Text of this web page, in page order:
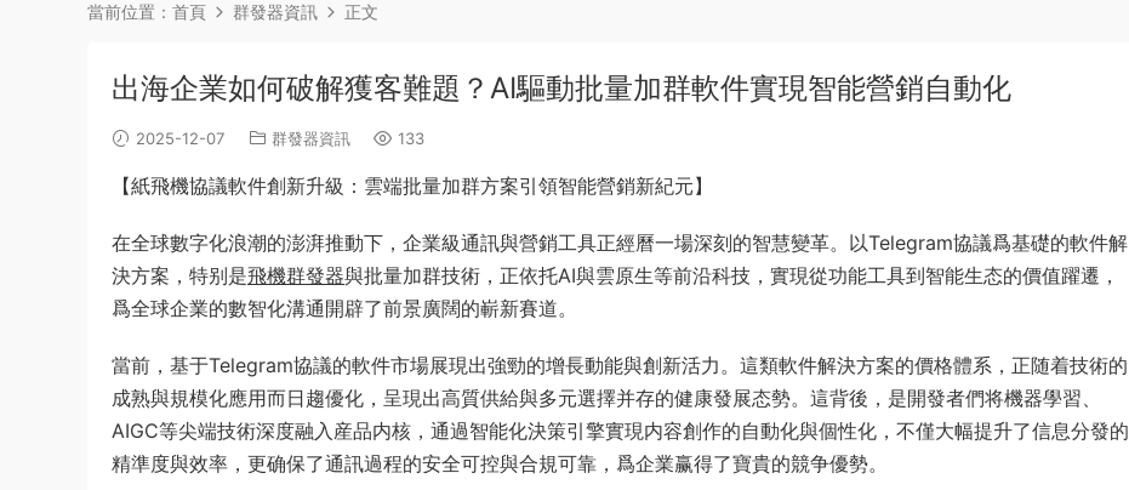
當前位置： 首頁 群發器資訊 正文
出海企業如何破解獲客難題？AI驅動批量加群軟件實現智能營銷自動化
2025-12-07 群發器資訊 133
【紙飛機協議軟件創新升級：雲端批量加群方案引領智能營銷新紀元】
在全球數字化浪潮的澎湃推動下，企業級通訊與營銷工具正經曆一場深刻的智慧變革。以Telegram協議爲基礎的軟件解
決方案，特别是飛機群發器與批量加群技術，正依托AI與雲原生等前沿科技，實現從功能工具到智能生态的價值躍遷，
爲全球企業的數智化溝通開辟了前景廣闊的嶄新賽道。
當前，基于Telegram協議的軟件市場展現出強勁的增長動能與創新活力。這類軟件解決方案的價格體系，正随着技術的
成熟與規模化應用而日趨優化，呈現出高質供給與多元選擇并存的健康發展态勢。這背後，是開發者們将機器學習、
AIGC等尖端技術深度融入産品内核，通過智能化決策引擎實現内容創作的自動化與個性化，不僅大幅提升了信息分發的
精準度與效率，更确保了通訊過程的安全可控與合規可靠，爲企業赢得了寶貴的競争優勢。